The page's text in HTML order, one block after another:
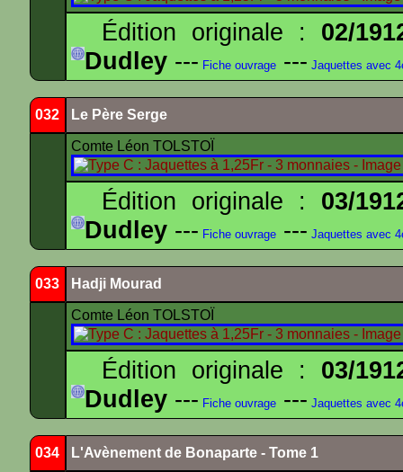
Édition originale : 02/
Dudley --- Fiche ouvrage --- Jaquettes avec
032 Le Père Serge
Comte Léon TOLSTOÏ
Édition originale : 03/
Dudley --- Fiche ouvrage --- Jaquettes avec
033 Hadji Mourad
Comte Léon TOLSTOÏ
Édition originale : 03/
Dudley --- Fiche ouvrage --- Jaquettes avec
034 L'Avènement de Bonaparte - Tome 1